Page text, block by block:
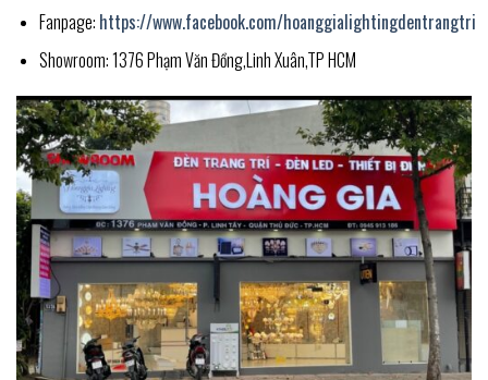
Fanpage: https://www.facebook.com/hoanggialightingdentrangtri
Showroom: 1376 Phạm Văn Đồng,Linh Xuân,TP HCM